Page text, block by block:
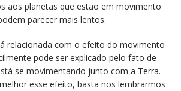
aos planetas que estão em movimento
parecer mais lentos.
relacionada com o efeito do movimento
pode ser explicado pelo fato de
se movimentando junto com a Terra.
esse efeito, basta nos lembrarmos